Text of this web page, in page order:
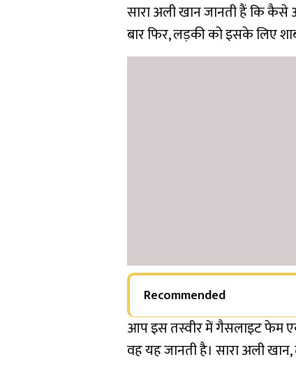
सारा अली खान जानती हैं कि
बार फिर, लड़की को इसके लिए
Recommended
आप इस तस्वीर में गैसलाइट फेम
वह यह जानती है। सारा अली खान,